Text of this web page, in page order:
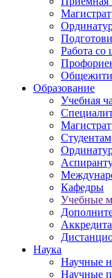
Работа со
Образование
Учебная
Студентам
Кафедры
Учебные
Наука
Научные
Научные